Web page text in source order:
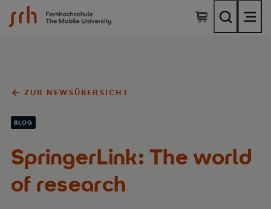
SRH Fernhochschule - The Mobile University
ZUR NEWSÜBERSICHT
BLOG
SpringerLink: The world
of research